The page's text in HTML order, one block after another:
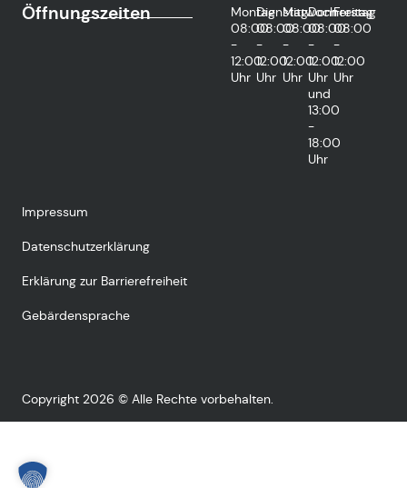
Öffnungszeiten
Montag
08:00
-
12:00
Uhr
Dienstag
08:00
-
12:00
Uhr
Mittwoch
08:00
-
12:00
Uhr
Donnerstag
08:00
-
12:00
Uhr
und
13:00
-
18:00
Uhr
Freitag
08:00
-
12:00
Uhr
Impressum
Datenschutzerklärung
Erklärung zur Barrierefreiheit
Gebärdensprache
Copyright 2026 © Alle Rechte vorbehalten.